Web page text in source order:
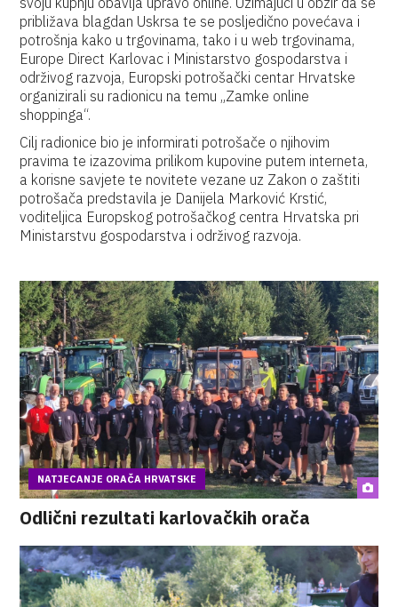
približava blagdan Uskrsa te se posljedično povećava i
potrošnja kako u trgovinama, tako i u web trgovinama,
Europe Direct Karlovac i Ministarstvo gospodarstva i
održivog razvoja, Europski potrošački centar Hrvatske
organizirali su radionicu na temu „Zamke online
shoppinga“.
Cilj radionice bio je informirati potrošače o njihovim
pravima te izazovima prilikom kupovine putem interneta,
a korisne savjete te novitete vezane uz Zakon o zaštiti
potrošača predstavila je Danijela Marković Krstić,
voditeljica Europskog potrošačkog centra Hrvatska pri
Ministarstvu gospodarstva i održivog razvoja.
NATJECANJE ORAČA HRVATSKE
Odlični rezultati karlovačkih orača